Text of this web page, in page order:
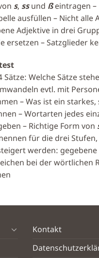
s, ssund ßeintragen –
ausfüllen – Nicht
Adjektive in drei
ersetzen – Satzglieder
Sätze: Welche Sätze
evtl. mit
– Was ist ein
– Wortarten jedes
– Richtige Form von
für die drei
werden:
bei der wörtlichen
Kontakt